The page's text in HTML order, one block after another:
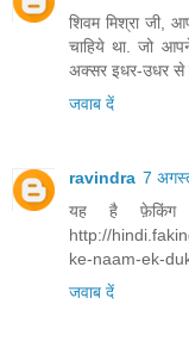
शिवम मिश्रा जी,
चाहिये था. जो
अक्सर इधर-उधर से
जवाब दें
ravindra 7
यह है फ़ेकिंग
http://
ke-naam-ek-
जवाब दें